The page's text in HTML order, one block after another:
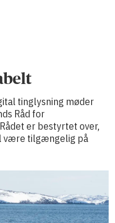
tinglysning møder
Råd for
er bestyrtet over,
være tilgængelig på